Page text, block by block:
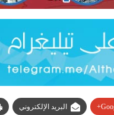
البريد الإلكتروني